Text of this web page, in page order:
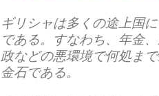
ギリシャは多くの途上国
である。すなわち、年金
政などの悪環境で何処ま
金石である。